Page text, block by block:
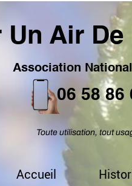
Un Air
Association
06 58 86
Toute utilisation, tout
Accueil